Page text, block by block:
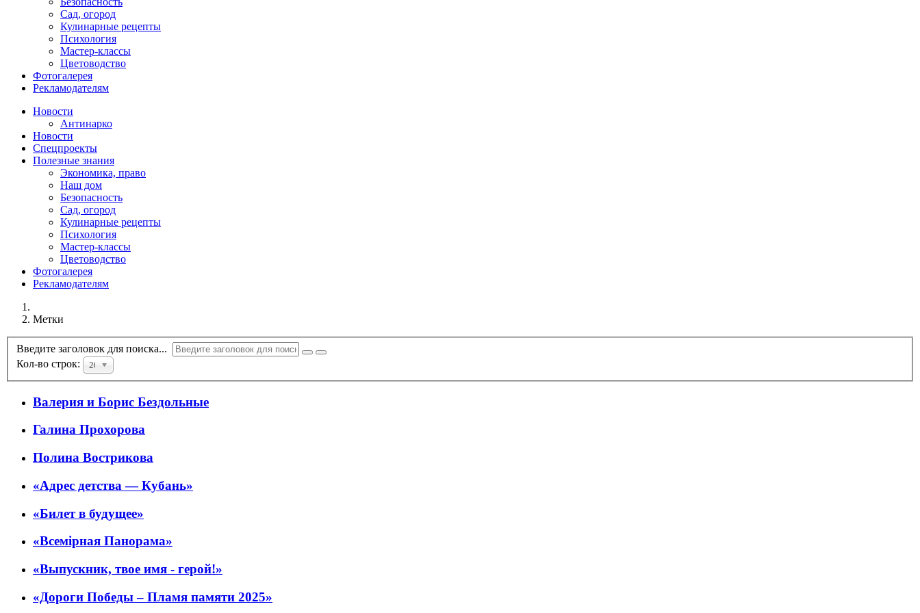
Сад, огород
Кулинарные рецепты
Психология
Мастер-классы
Цветоводство
Фотогалерея
Рекламодателям
Новости
Антинарко
Новости
Спецпроекты
Полезные знания
Экономика, право
Наш дом
Безопасность
Сад, огород
Кулинарные рецепты
Психология
Мастер-классы
Цветоводство
Фотогалерея
Рекламодателям
Метки
Введите заголовок для поиска...
Кол-во строк:
20
Валерия и Борис Бездольные
Галина Прохорова
Полина Вострикова
«Адрес детства — Кубань»
«Билет в будущее»
«Всемiрная Панорама»
«Выпускник, твое имя - герой!»
«Дороги Победы – Пламя памяти 2025»